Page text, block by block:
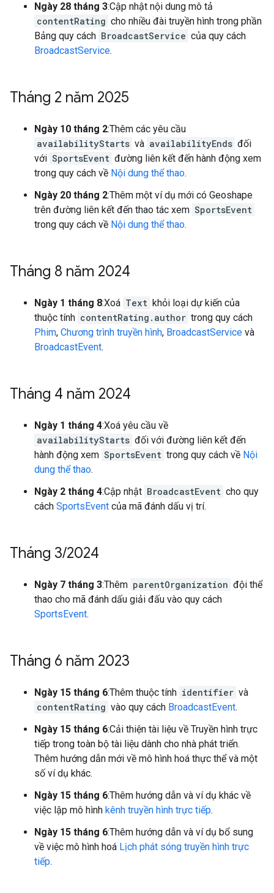
Ngày 28 tháng 3:Cập nhật nội dung mô tả
contentRating cho nhiều đài truyền hình trong phần
Bảng quy cách BroadcastService của quy cách
BroadcastService.
Tháng 2 năm 2025
Ngày 10 tháng 2:Thêm các yêu cầu
availabilityStarts và availabilityEnds đối
với SportsEvent đường liên kết đến hành động xem
trong quy cách về Nội dung thể thao.
Ngày 20 tháng 2:Thêm một ví dụ mới có Geoshape
trên đường liên kết đến thao tác xem SportsEvent
trong quy cách về Nội dung thể thao.
Tháng 8 năm 2024
Ngày 1 tháng 8:Xoá Text khỏi loại dự kiến của
thuộc tính contentRating.author trong quy cách
Phim, Chương trình truyền hình, BroadcastService và
BroadcastEvent.
Tháng 4 năm 2024
Ngày 1 tháng 4:Xoá yêu cầu về
availabilityStarts đối với đường liên kết đến
hành động xem SportsEvent trong quy cách về Nội
dung thể thao.
Ngày 2 tháng 4:Cập nhật BroadcastEvent cho quy
cách SportsEvent của mã đánh dấu vị trí.
Tháng 3/2024
Ngày 7 tháng 3:Thêm parentOrganization đội thể
thao cho mã đánh dấu giải đấu vào quy cách
SportsEvent.
Tháng 6 năm 2023
Ngày 15 tháng 6:Thêm thuộc tính identifier và
contentRating vào quy cách BroadcastEvent.
Ngày 15 tháng 6:Cải thiện tài liệu về Truyền hình trực
tiếp trong toàn bộ tài liệu dành cho nhà phát triển.
Thêm hướng dẫn mới về mô hình hoá thực thể và một
số ví dụ khác.
Ngày 15 tháng 6:Thêm hướng dẫn và ví dụ khác về
việc lập mô hình kênh truyền hình trực tiếp.
Ngày 15 tháng 6:Thêm hướng dẫn và ví dụ bổ sung
về việc mô hình hoá Lịch phát sóng truyền hình trực
tiếp.